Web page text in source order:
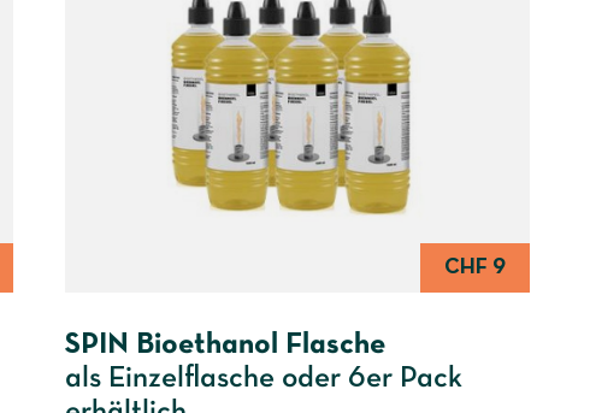
CHF 9
SPIN Bioethanol Flasche
als Einzelflasche oder 6er Pack